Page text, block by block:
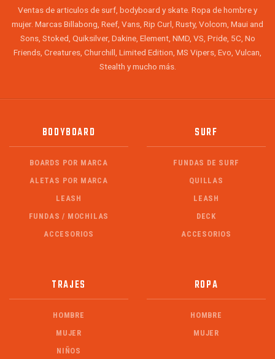
Ventas de articulos de surf, bodyboard y skate. Ropa de hombre y
mujer. Marcas Billabong, Reef, Vans, Rip Curl, Rusty, Volcom, Maui and
Sons, Stoked, Quiksilver, Dakine, Element, NMD, VS, Pride, 5C, No
Friends, Creatures, Churchill, Limited Edition, MS Vipers, Evo, Vulcan,
Stealth y mucho más.
BODYBOARD
BOARDS POR MARCA
ALETAS POR MARCA
LEASH
FUNDAS / MOCHILAS
ACCESORIOS
SURF
FUNDAS DE SURF
QUILLAS
LEASH
DECK
ACCESORIOS
TRAJES
HOMBRE
MUJER
NIÑOS
ROPA
HOMBRE
MUJER